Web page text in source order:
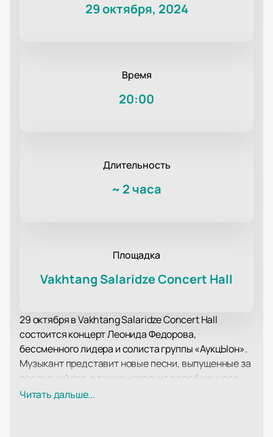
29 октября, 2024
Время
20:00
Длительность
~ 2 часа
Площадка
Vakhtang Salaridze Concert Hall
29 октября в Vakhtang Salaridze Concert Hall
состоится концерт Леонида Федорова,
бессменного лидера и солиста группы «АукцЫон».
Музыкант представит новые песни, выпущенные за
последний год, а также исполнит полюбившиеся
сольные и групповые произведения «АукцЫон».
Читать дальше...